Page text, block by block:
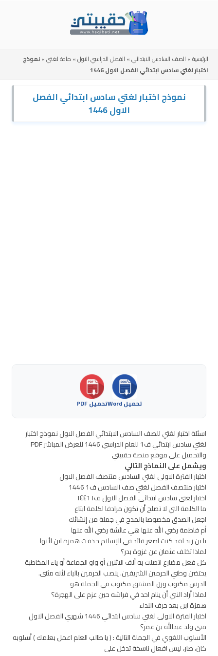
الرئيسية» الصف السادس الابتدائي» الفصل الدراسي الاول» مادة لغتي»نموذج
اختبار لغتي سادس ابتدائي الفصل الاول 1446
نموذج اختبار لغتي سادس ابتدائي الفصل
الاول 1446
تحميل Word تحميل PDF
اسئلة اختبار لغتي للصف السادس الابتدائي الفصل الاول نموذج اختبار
لغتي سادس ابتدائي ف1 للعام الدراسي 1446 للعرض المباشر PDF
والتحميل على موقع منصة حقيبتي
ويشمل على النماذج التالي
اختبار الفترة الاولى لغتي السادس منتصف الفصل الاول
اختبار منتصف الفصل لغتي صف السادس ف1 1446
اختبار لغتي سادس ابتدائي الفصل الاول ف١ ١٤٤٦
ما الكلمة التي لا تصلح أن تكون مرادفا لكلمة ابتاع
اجعل الصدق مخصوصا بالمدح في جملة من إنشائك
أم فاطمة رضي الله عنها هي عائشة رضي الله عنها
يا بن زيد لقد كنت اصغر قائد في الإسلام حذفت همزة ابن لأنها
لماذا تخلف عثمان عن غزوة بدر؟
كل فعل مضارع اتصلت به ألف الاثنين أو واو الجماعة أو ياء المخاطبة
يحتضن وطني الحرمين الشريفين. ينصب الحرمين بالياء لأنه مثنى.
الدرس مكتوب وزن المشتق مكتوب في الجملة هو
لماذا أراد النبي أن ينام احد في فراشه حين عزم على الهجرة؟
همزة ابن بعد حرف النداء
اختبار الفترة الاولى لغتي سادس ابتدائي 1446 شهري الفصل الاول
متى ولد عبدالله بن عمر؟
الأسلوب اللغوي في الجملة التالية : ( يا طالب العلم اعمل بعلمك ) أسلوبه
كان، صار، ليس افعال ناسخة تدخل على